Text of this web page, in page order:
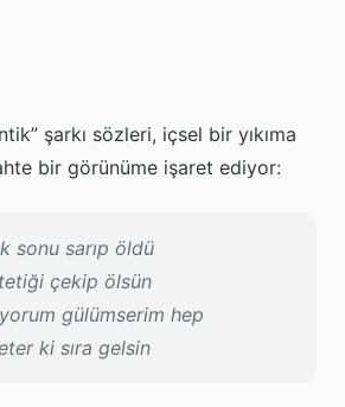
şarkı sözleri, içsel bir yıkıma
bir görünüme işaret ediyor:
sonu sarıp öldü
çekip ölsün
gülümserim hep
ki sıra gelsin